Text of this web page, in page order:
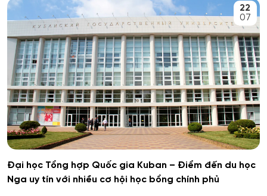
Giáo dục chuyên nghiệp
Giáo dục sư phạm
Giáo dục thể chất
Giáo dục và sư phạm
Giáo dục đặc biệt
Hiệu suất tổ hợp máy bay
22
07
Đại học Tổng hợp Quốc gia Kuban – Điểm đến du học
Nga uy tín với nhiều cơ hội học bổng chính phủ